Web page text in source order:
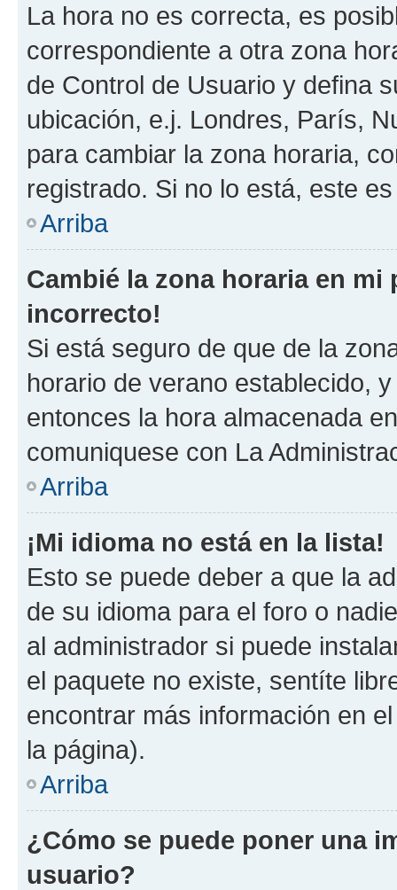
La hora no es correcta, es
correspondiente a otra zona
de Control de Usuario y defina
ubicación, e.j. Londres, París,
para cambiar la zona horaria,
registrado. Si no lo está, este
Arriba
Cambié la zona horaria en
incorrecto!
Si está seguro de que de la
horario de verano establecido,
entonces la hora almacenada
comuniquese con La
Arriba
¡Mi idioma no está en la lista!
Esto se puede deber a que la
de su idioma para el foro o
al administrador si puede
el paquete no existe, sentíte
encontrar más información en
la página).
Arriba
¿Cómo se puede poner una
usuario?